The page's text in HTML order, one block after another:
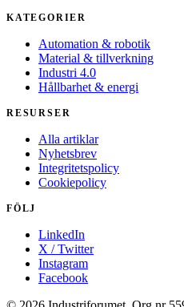
KATEGORIER
Automation & robotik
Material & tillverkning
Industri 4.0
Hållbarhet & energi
RESURSER
Alla artiklar
Nyhetsbrev
Integritetspolicy
Cookiepolicy
FÖLJ
LinkedIn
X / Twitter
Instagram
Facebook